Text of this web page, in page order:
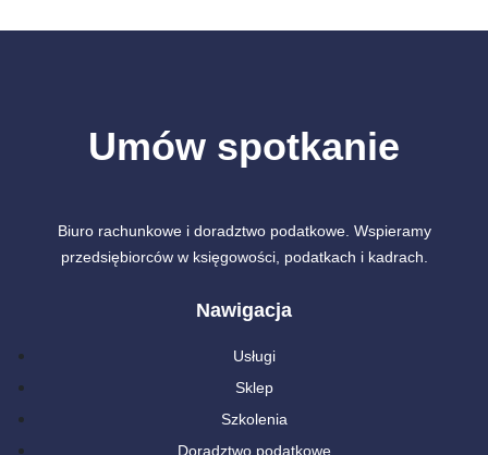
Umów spotkanie
Biuro rachunkowe i doradztwo podatkowe. Wspieramy
przedsiębiorców w księgowości, podatkach i kadrach.
Nawigacja
Usługi
Sklep
Szkolenia
Doradztwo podatkowe